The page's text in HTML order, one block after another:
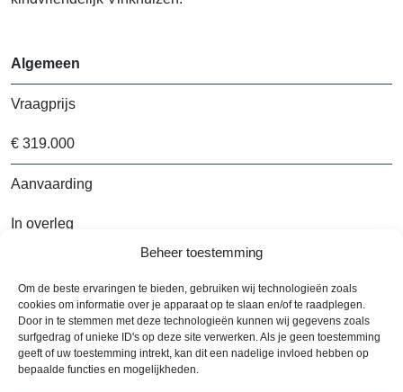
Beheer toestemming
Om de beste ervaringen te bieden, gebruiken wij technologieën zoals
cookies om informatie over je apparaat op te slaan en/of te raadplegen.
Door in te stemmen met deze technologieën kunnen wij gegevens zoals
surfgedrag of unieke ID's op deze site verwerken. Als je geen toestemming
geeft of uw toestemming intrekt, kan dit een nadelige invloed hebben op
bepaalde functies en mogelijkheden.
Algemeen
Vraagprijs
€ 319.000
Aanvaarding
In overleg
1970